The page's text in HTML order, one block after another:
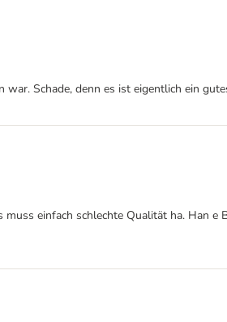
Schade, denn es ist eigentlich ein
einfach schlechte Qualität ha. Han e